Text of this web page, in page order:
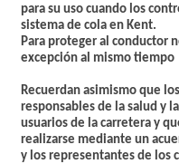
para su uso cuando los
sistema de cola en Kent.
Para proteger al conductor
excepción al mismo tiempo
Recuerdan asimismo que
responsables de la salud y
usuarios de la carretera y
realizarse mediante un
y los representantes de los